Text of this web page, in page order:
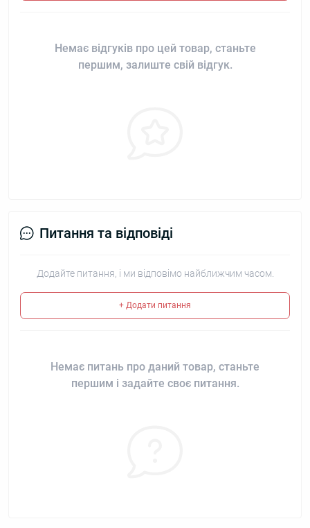
Немає відгуків про цей товар, станьте
першим, залиште свій відгук.
Питання та відповіді
Додайте питання, і ми відповімо найближчим часом.
+ Додати питання
Немає питань про даний товар, станьте
першим і задайте своє питання.